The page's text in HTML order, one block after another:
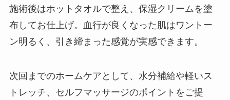
施術後はホットタオルで整え、保湿クリームを塗
布してお仕上げ。血行が良くなった肌はワントー
ン明るく、引き締まった感覚が実感できます。
次回までのホームケアとして、水分補給や軽いス
トレッチ、セルフマッサージのポイントをご提